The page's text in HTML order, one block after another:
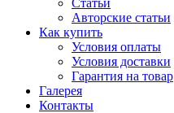
Статьи
Авторские статьи
Как купить
Условия оплаты
Условия доставки
Гарантия на товар
Галерея
Контакты